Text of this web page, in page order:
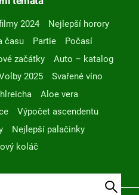
2024
Nejlepší horory
času Partie
Počasí
začátky
Auto – katalog
2025
Svařené víno
Aloe vera
Výpočet ascendentu
Nejlepší palačinky
koláč